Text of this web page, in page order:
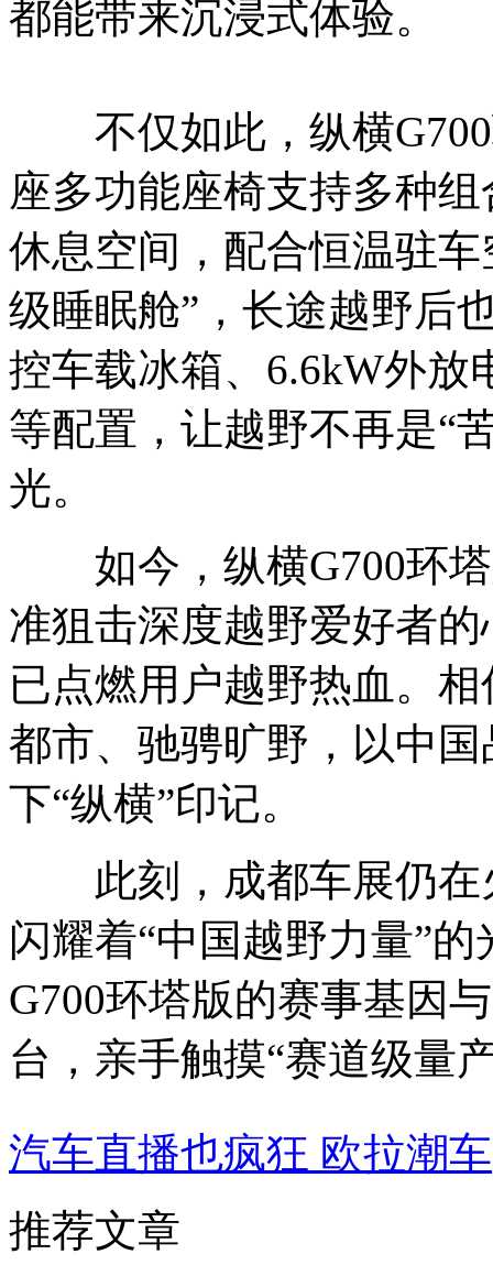
都能带来沉浸式体验
不仅如此，纵横G700
座多功能座椅支持多种
休息空间，配合恒温驻
级睡眠舱”，长途越野后
控车载冰箱、6.6kW外放
等配置，让越野不再是“
光。
如今，纵横G700环塔
准狙击深度越野爱好者
已点燃用户越野热血。
都市、驰骋旷野，以中
下“纵横”印记。
此刻，成都车展仍在
闪耀着“中国越野力量”
G700环塔版的赛事基因
台，亲手触摸“赛道级量
汽车直播也疯狂 欧拉潮车
推荐文章